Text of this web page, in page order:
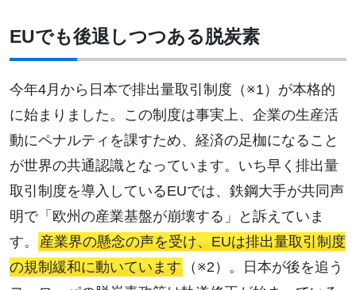
EUでも後退しつつある脱炭素
今年4月から日本で排出量取引制度（※1）が本格的
に始まりました。この制度は事実上、企業の生産活
動にペナルティを課すため、経済の足枷になること
が世界の共通認識となっています。いち早く排出量
取引制度を導入しているEUでは、鉄鋼大手が共同声
明で「欧州の産業基盤が崩壊する」と訴えていま
す。
産業界の懸念の声を受け、EUは排出量取引制度
の規制緩和に動いています
（※2）。日本が後を追う